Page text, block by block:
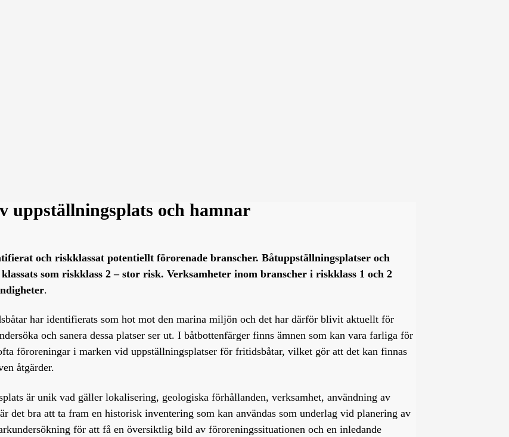
uppställningsplats och hamnar
och riskklassat potentiellt förorenade branscher. Båtuppställningsplatser och
som riskklass 2 – stor risk. Verksamheter inom branscher i riskklass 1 och 2
.
har identifierats som hot mot den marina miljön och det har därför blivit aktuellt för
och sanera dessa platser ser ut. I båtbottenfärger finns ämnen som kan vara farliga för
föroreningar i marken vid uppställningsplatser för fritidsbåtar, vilket gör att det kan finnas
åtgärder.
är unik vad gäller lokalisering, geologiska förhållanden, verksamhet, användning av
bra att ta fram en historisk inventering som kan användas som underlag vid planering av
för att få en översiktlig bild av föroreningssituationen och en inledande